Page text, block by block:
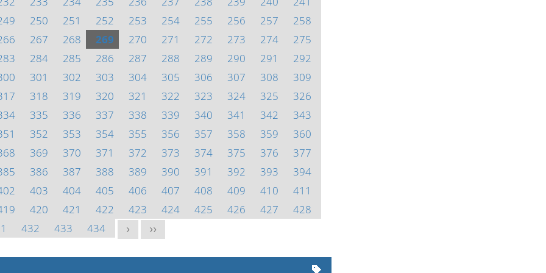
250 251 252 253 254 255 256 257
258
267 268 269 270 271 272 273 274
275
284 285 286 287 288 289 290 291
292
301 302 303 304 305 306 307 308
309
318 319 320 321 322 323 324 325
326
335 336 337 338 339 340 341 342
343
352 353 354 355 356 357 358 359
360
369 370 371 372 373 374 375 376
377
386 387 388 389 390 391 392 393
394
403 404 405 406 407 408 409 410
411
420 421 422 423 424 425 426 427
428
432 433 434 > >>